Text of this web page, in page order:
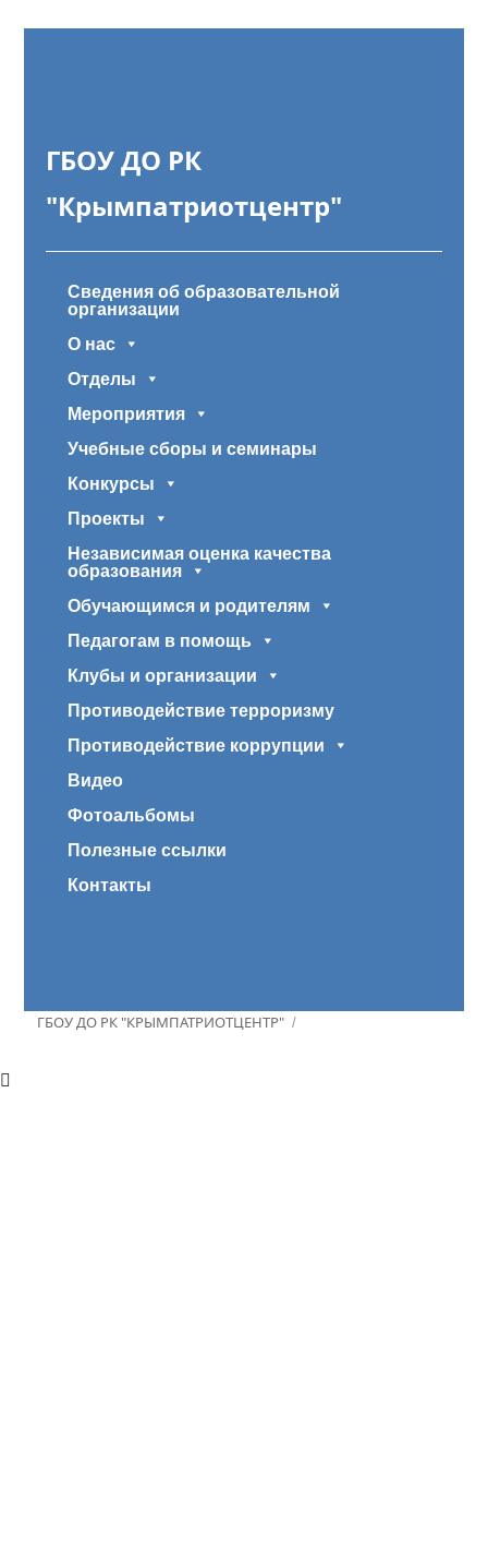
ГБОУ ДО РК
"Крымпатриотцентр"
Сведения об образовательной
организации
О нас
Отделы
Мероприятия
Учебные сборы и семинары
Конкурсы
Проекты
Независимая оценка качества
образования
Обучающимся и родителям
Педагогам в помощь
Клубы и организации
Противодействие терроризму
Противодействие коррупции
Видео
Фотоальбомы
Полезные ссылки
Контакты
ГБОУ ДО РК "КРЫМПАТРИОТЦЕНТР"